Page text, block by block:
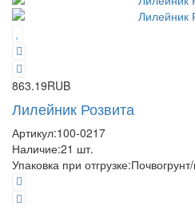
863.19RUB
Лилейник Розвита
Артикул:100-0217
Наличие:21 шт.
Упаковка при отгрузке: